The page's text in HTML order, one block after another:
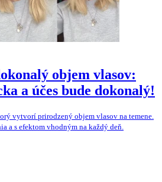
objem vlasov:
a účes bude dokonalý!
vytvorí prirodzený objem vlasov na temene.
a s efektom vhodným na každý deň.